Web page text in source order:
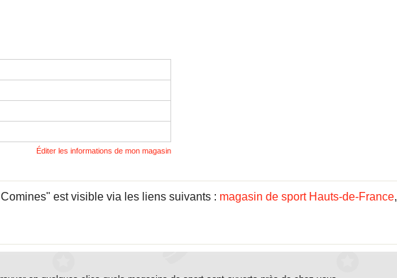
Éditer les informations de mon magasin
est visible via les liens suivants : magasin de sport Hauts-de-France,